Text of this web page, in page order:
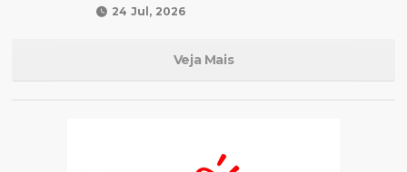
24 Jul, 2026
Veja Mais